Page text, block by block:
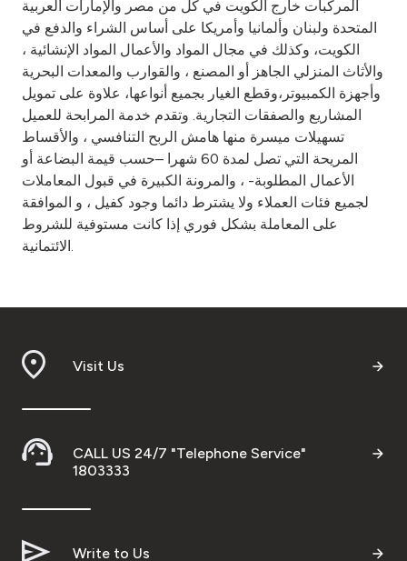
المركبات خارج الكويت في كل من مصر والإمارات العربية
المتحدة ولبنان وألمانيا وأمريكا على أساس الشراء والدفع في
الكويت، وكذلك في مجال المواد والأعمال المواد الإنشائية ،
والأثاث المنزلي الجاهز أو المصنع ، والقوارب والمعدات البحرية
وأجهزة الكمبيوتر،وقطع الغيار بجميع أنواعها، علاوة على تمويل
المشاريع والصفقات التجارية. وتقدم خدمة المرابحة للعميل
تسهيلات ميسرة منها هامش الربح التنافسي ، والأقساط
المريحة التي تصل لمدة 60 شهرا –حسب قيمة البضاعة أو
الأعمال المطلوبة- ، والمرونة الكبيرة في قبول المعاملات
لجميع فئات العملاء ولا يشترط دائما وجود كفيل ، و الموافقة
على المعاملة بشكل فوري إذا كانت مستوفية للشروط
الائتمانية.
Visit Us
CALL US 24/7 "Telephone Service"
1803333
Write to Us